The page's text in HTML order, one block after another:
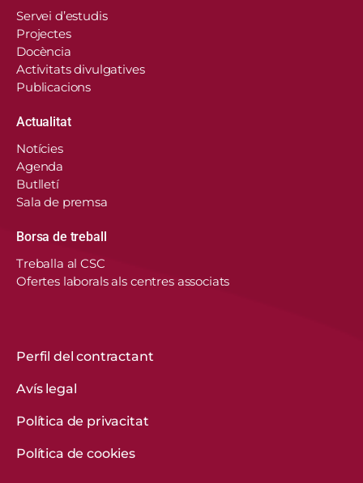
de Catalunya fa servir cookies pròpies i de
tercers per recordar les vostres preferències,
Obtenir més informació
Servei d’estudis
Projectes
Docència
Activitats divulgatives
Publicacions
Actualitat
Notícies
Agenda
Butlletí
Sala de premsa
Borsa de treball
Treballa al CSC
Ofertes laborals als centres associats
Perfil del contractant
Avís legal
Política de privacitat
Política de cookies